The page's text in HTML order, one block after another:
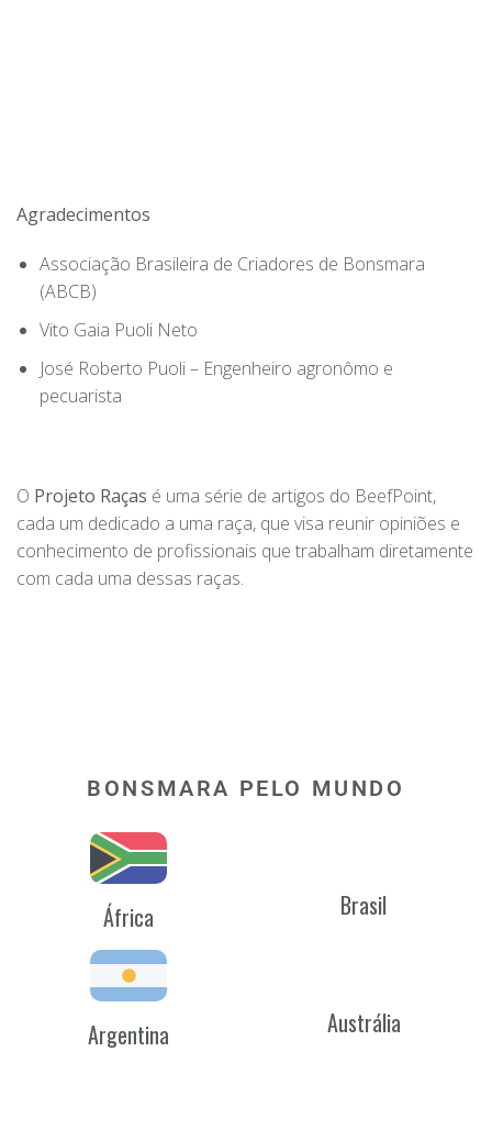
Agradecimentos
Associação Brasileira de Criadores de Bonsmara
(ABCB)
Vito Gaia Puoli Neto
José Roberto Puoli – Engenheiro agronômo e
pecuarista
O Projeto Raças é uma série de artigos do BeefPoint,
cada um dedicado a uma raça, que visa reunir opiniões e
conhecimento de profissionais que trabalham diretamente
com cada uma dessas raças.
BONSMARA PELO MUNDO
África Brasil
Argentina Austrália